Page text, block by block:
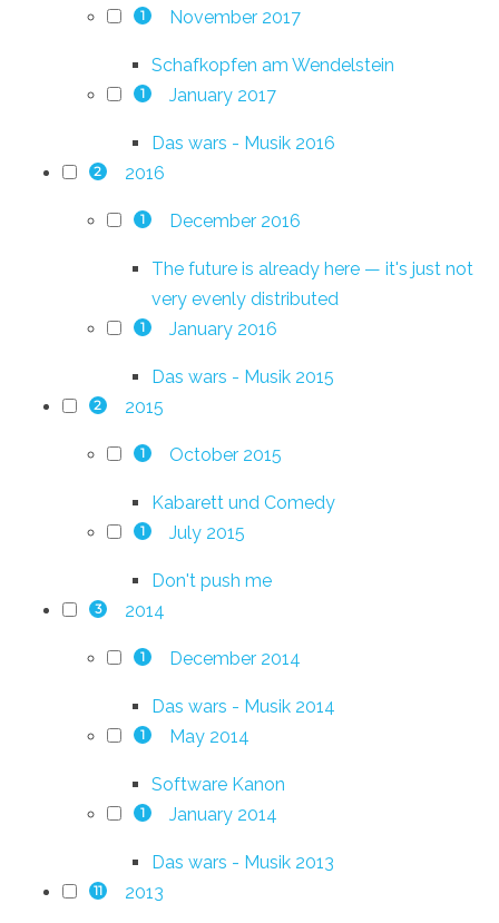
1 November 2017
Schafkopfen am Wendelstein
1 January 2017
Das wars - Musik 2016
2 2016
1 December 2016
The future is already here — it's just not
very evenly distributed
1 January 2016
Das wars - Musik 2015
2 2015
1 October 2015
Kabarett und Comedy
1 July 2015
Don't push me
3 2014
1 December 2014
Das wars - Musik 2014
1 May 2014
Software Kanon
1 January 2014
Das wars - Musik 2013
11 2013